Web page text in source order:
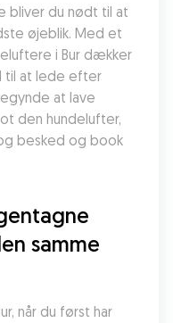
bliver du nødt til at
øjeblik. Med et
i Bur dækker
til at lede efter
at lave
den hundelufter,
besked og book
samme
når du først har